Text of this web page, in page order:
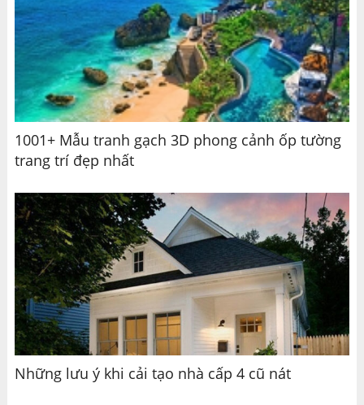
1001+ Mẫu tranh gạch 3D phong cảnh ốp tường
trang trí đẹp nhất
Những lưu ý khi cải tạo nhà cấp 4 cũ nát